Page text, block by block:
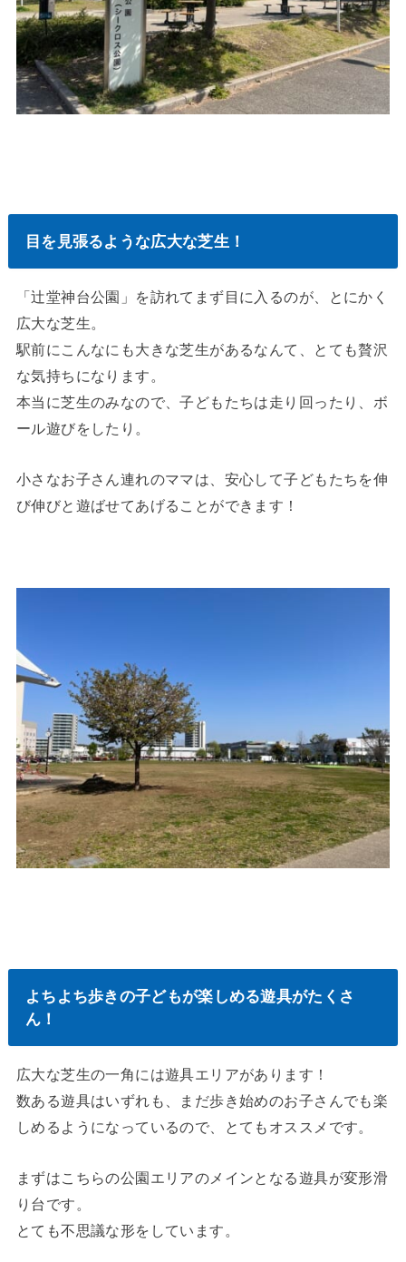
目を見張るような広大な芝生！
「辻堂神台公園」を訪れてまず目に入るのが、とにかく
広大な芝生。
駅前にこんなにも大きな芝生があるなんて、とても贅沢
な気持ちになります。
本当に芝生のみなので、子どもたちは走り回ったり、ボ
ール遊びをしたり。
小さなお子さん連れのママは、安心して子どもたちを伸
び伸びと遊ばせてあげることができます！
よちよち歩きの子どもが楽しめる遊具がたくさ
ん！
広大な芝生の一角には遊具エリアがあります！
数ある遊具はいずれも、まだ歩き始めのお子さんでも楽
しめるようになっているので、とてもオススメです。
まずはこちらの公園エリアのメインとなる遊具が変形滑
り台です。
とても不思議な形をしています。